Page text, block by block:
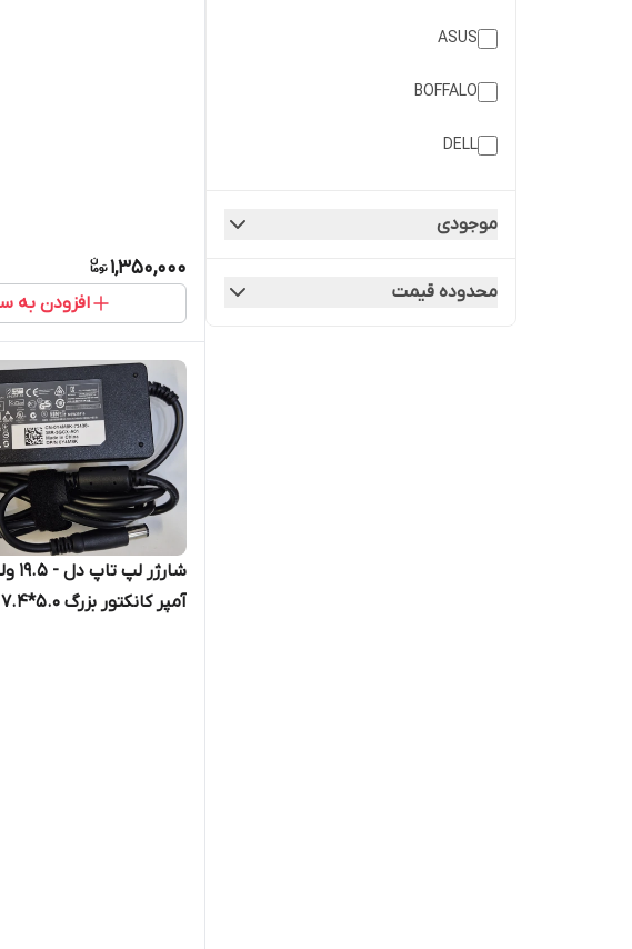
ASUS
BOFFALO
DELL
SAMSUNG
موجودی
محدوده قیمت
1,350,000
افزودن به
آمپر کانکتور بزرگ 5.0*7.4